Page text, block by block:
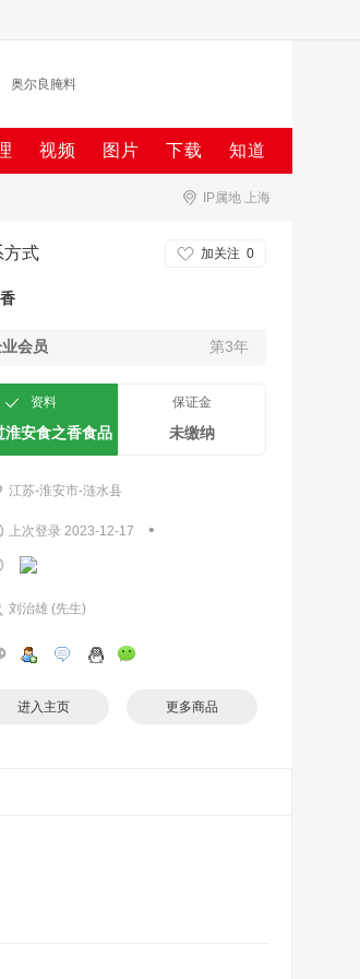
奥尔良腌料
视频 图片 下载 知道
IP属地 上海
方式 加关注 0
会员 第3年
资料
淮安食之香食品
有限公司认证
保证金
未缴纳
江苏-淮安市-涟水县
上次登录 2023-12-17 •
刘治雄 (先生)
进入主页 更多商品